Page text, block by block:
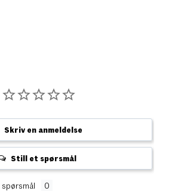
Skriv en anmeldelse
Still et spørsmål
spørsmål